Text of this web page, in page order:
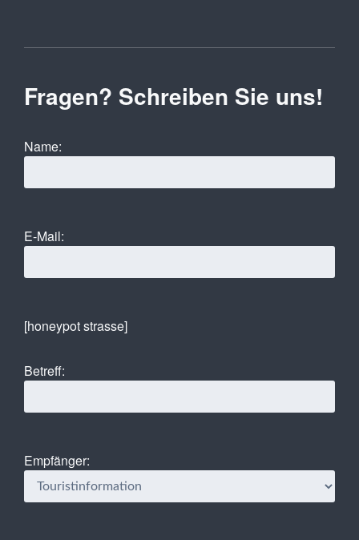
Fragen? Schreiben Sie uns!
Name:
E-Mail:
[honeypot strasse]
Betreff:
Empfänger: